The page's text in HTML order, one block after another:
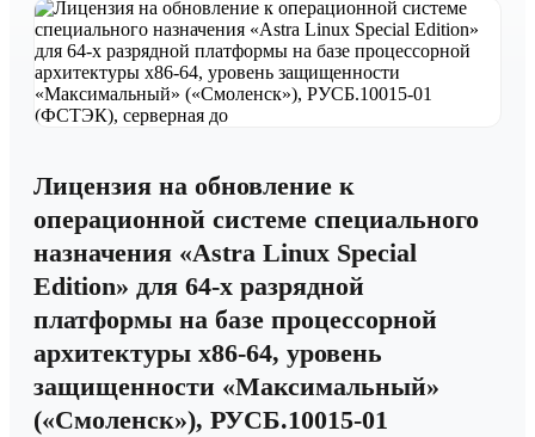
Special Edition» для 64-х разрядной платформы
на базе процессорной архитектуры х86-64,
уровень защищенности «Максимальный»
(«Смоленск»), РУСБ.10015-01 (ФСТЭК),
серверная до
Лицензия на обновление к
операционной системе специального
назначения «Astra Linux Special
Edition» для 64-х разрядной
платформы на базе процессорной
архитектуры х86-64, уровень
защищенности «Максимальный»
(«Смоленск»), РУСБ.10015-01